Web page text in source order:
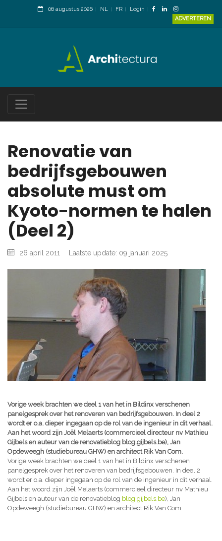
06 augustus 2026 NL FR
Login
ADVERTEREN
Renovatie van
bedrijfsgebouwen
absolute must om
Kyoto-normen te halen
(Deel 2)
26 april 2011 Laatste update: 09 januari 2025
Vorige week brachten we deel 1 van het in Bildinx verschenen
panelgesprek over het renoveren van bedrijfsgebouwen. In deel 2
wordt er o.a. dieper ingegaan op de rol van de ingenieur in dit verhaal.
Aan het woord zijn Joël Melaerts (commercieel directeur nv Mathieu
Gijbels en auteur van de renovatieblog blog.gijbels.be), Jan
Opdeweegh (studiebureau GHW) en architect Rik Van Com.
Vorige week brachten we deel 1 van het in Bildinx verschenen
panelgesprek over het renoveren van bedrijfsgebouwen. In deel 2
wordt er o.a. dieper ingegaan op de rol van de ingenieur in dit verhaal.
Aan het woord zijn Joël Melaerts (commercieel directeur nv Mathieu
Gijbels en auteur van de renovatieblog blog.gijbels.be), Jan
Opdeweegh (studiebureau GHW) en architect Rik Van Com.